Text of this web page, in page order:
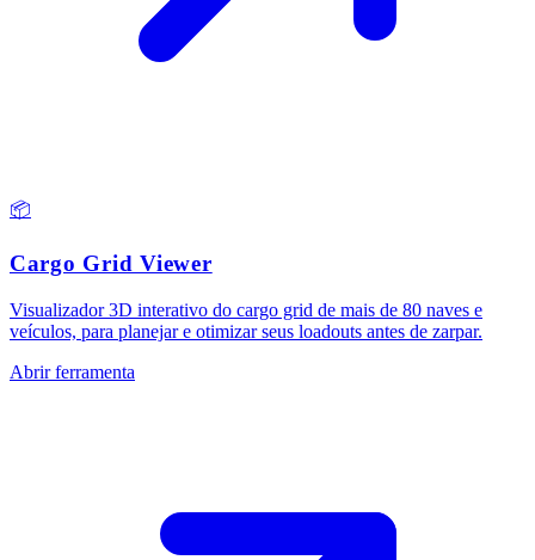
📦
Cargo Grid Viewer
Visualizador 3D interativo do cargo grid de mais de 80 naves e
veículos, para planejar e otimizar seus loadouts antes de zarpar.
Abrir ferramenta